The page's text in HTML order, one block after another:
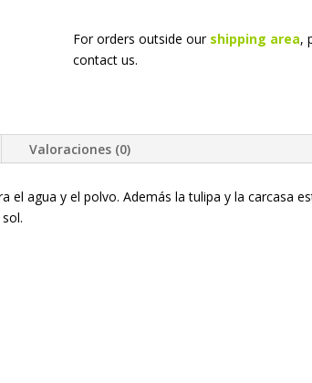
For orders outside our shipping area,
contact us.
Valoraciones (0)
el agua y el polvo. Además la tulipa y la carcasa